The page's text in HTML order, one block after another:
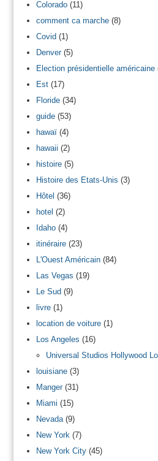
Colorado(11)
comment ca marche(8)
Covid(1)
Denver(5)
Election présidentielle américaine
Est(17)
Floride(34)
guide(53)
hawaï(4)
hawaii (2)
histoire(5)
Histoire des Etats-Unis (3)
Hôtel (36)
hotel (2)
Idaho(4)
itinéraire(23)
L'Ouest Américain(84)
Las Vegas (19)
Le Sud(9)
livre(1)
location de voiture(1)
Los Angeles (16)
Universal Studios Hollywood
louisiane(3)
Manger(31)
Miami (15)
Nevada(9)
New York (7)
New York City(45)